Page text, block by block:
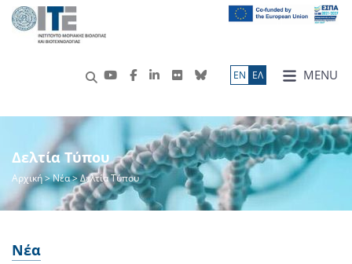
MENU
ΕN ΕΛ
Δελτία Τύπου
Αρχική>Νέα> Δελτία Τύπου
Νέα